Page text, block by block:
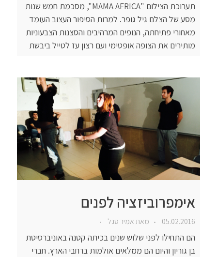
תערוכת הצילום "MAMA AFRICA", מסכמת חמש שנות
מסע של הצלם גיל גופר. למרות הסיפור העצוב העומד
מאחורי פתיחתה, הנופים המרהיבים והסצנות הצבעוניות
מותירים את הצופה אופטימי ועם רצון עז לטייל ביבשת
אימפרוביזציה לפנים
05.02.2016 מאתאמיר סגל
הם התחילו לפני שלוש שנים בכיתה קטנה באוניברסיטת
בן גוריון והיום הם ממלאים אולמות ברחבי הארץ. חברי